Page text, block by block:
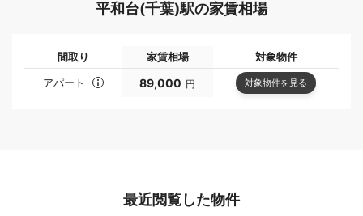
平和台(千葉)駅の家賃相場
間取り 家賃相場
対象物件
アパート
89,000 円 対象物件を見る
最近閲覧した物件